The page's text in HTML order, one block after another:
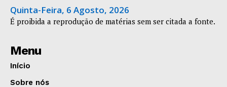
Quinta-Feira, 6 Agosto, 2026
É proibida a reprodução de matérias sem ser citada a fonte.
Menu
Início
Sobre nós